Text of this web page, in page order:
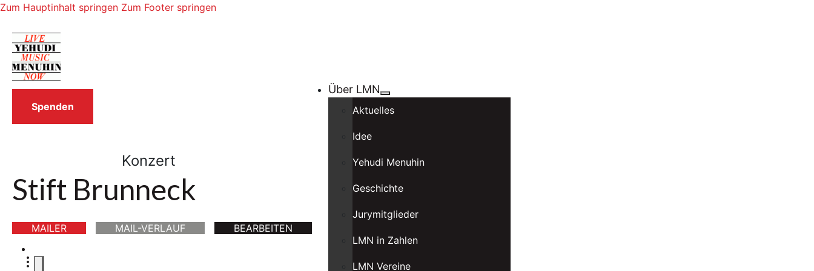
Zum Hauptinhalt springen Zum Footer springen
Über LMN
Aktuelles
Idee
Yehudi Menuhin
Geschichte
Jurymitglieder
LMN in Zahlen
LMN Vereine
Spenden
Konzert
Stift Brunneck
MAILER MAIL-VERLAUF BEARBEITEN